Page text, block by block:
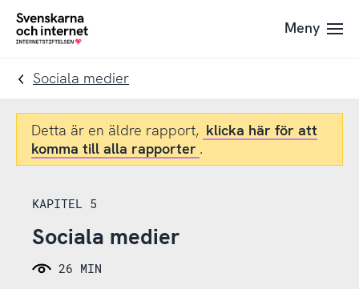
Till
navigation
Till
innehåll
To
Meny
Sociala medier
Detta är en äldre rapport, klicka här för att
komma till alla rapporter .
KAPITEL 5
Sociala medier
26 MIN